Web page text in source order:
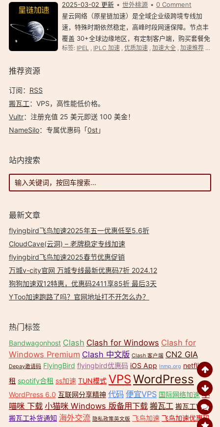
2025-03-02 更新 世外桃源
0 Comment
星云网络（原星链加速）是全域企业级跨境专线加
速，特殊时期依然稳定，高峰时段网速保障。节点丰
覆盖 30+全球边缘地区，有定制客户端，购买套餐免
费提供 iOS 端美区 id 下载小火箭。 星云加速官网 星
标签: IPEL , IPLC 加速, 优质加速, 加速大全, 加速推荐, 平
推荐资源
订阅： RSS
搬瓦工：VPS，高性能低价格。️
Vultr：注册充值 25 美元即送 100 美金！
NameSilo：专属优惠码「0st」
站内搜索
最新文章
flyingbird飞鸟加速2025年五一优惠低至5.6折
CloudCave(云洞) – 老牌稳定专线加速
flyingbird飞鸟加速2025春节优惠促销
万城v-city官网 万城专线最新优惠码7折 2024.12
狗狗加速双12特惠，优惠码2411享85折 最后3天
YToo加速跑路了吗？官网地址打不开怎么办？
热门标签
Bandwagonhost Clash Clash for Windows Clash for
Windows Premium Clash 中文版 Clash 客户端 CN2 GIA
Depay邀请码 FlyingBird flyingbird优惠码 iOS App lnmp.org netflix合
租 spotify合租 ss加速 TUN模式 VPSWordPress
WordPress 6.0 互联网分享精神 代码 便宜VPS 国际网络加速 小
喵咪 下载 小猫咪 Windows 版备用下载 搬瓦工 搬瓦工VPS
搬瓦工补货通知 海外交流 隐私政策英文版 飞鸟加速 飞鸟加速优惠码